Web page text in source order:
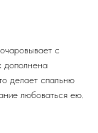
с
дополнена
делает спальню
любоваться ею.